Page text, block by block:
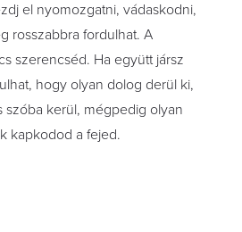
el nyomozgatni, vádaskodni,
rosszabbra fordulhat. A
szerencséd. Ha együtt jársz
hogy olyan dolog derül ki,
szóba kerül, mégpedig olyan
kapkodod a fejed.